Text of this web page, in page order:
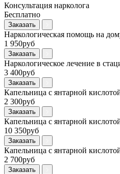
Консультация нарколога
Бесплатно
Заказать
Наркологическая помощь на
1 950руб
Заказать
Наркологическое лечение в
3 400руб
Заказать
Капельница с янтарной
2 300руб
Заказать
Капельница с янтарной
10 350руб
Заказать
Капельница с янтарной
2 700руб
Заказать